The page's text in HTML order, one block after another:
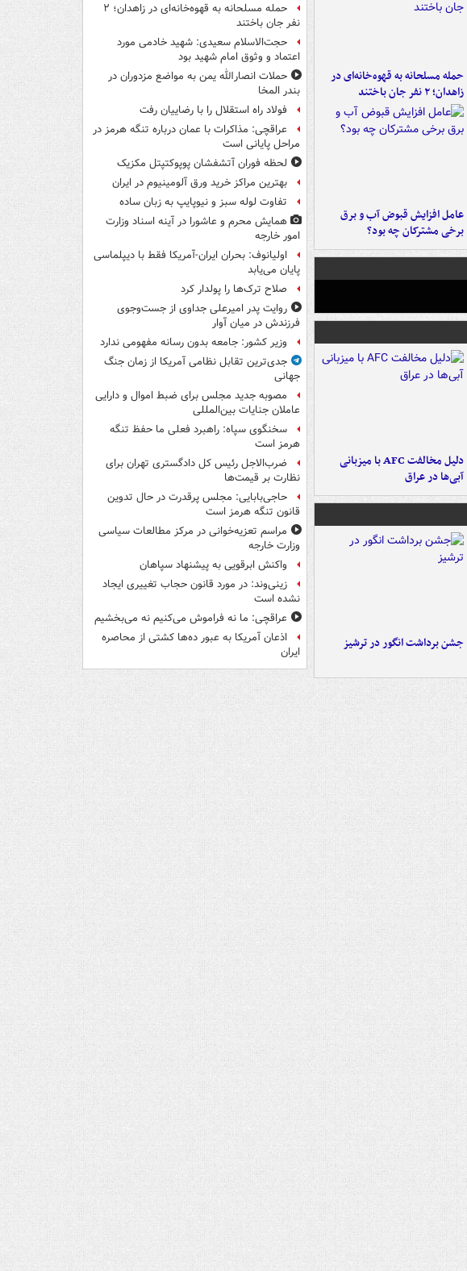
حمله مسلحانه به قهوه‌خانه‌ای در
زاهدان؛ ۲ نفر جان باختند
عامل افزایش قبوض آب و برق
برخی مشترکان چه بود؟
دلیل مخالفت AFC با میزبانی
آبی‌ها در عراق
جشن برداشت انگور در ترشیز
حمله مسلحانه به قهوه‌خانه‌ای در زاهدان؛ ۲
نفر جان باختند
حجت‌الاسلام سعیدی: شهید خادمی مورد
اعتماد و وثوق امام شهید بود
حملات انصارالله یمن به مواضع مزدوران در
بندر المخا
فولاد راه استقلال را با رضاییان رفت
عراقچی: مذاکرات با عمان درباره تنگه هرمز در
مراحل پایانی است
لحظه فوران آتشفشان پوپوکتپتل مکزیک
بهترین مراکز خرید ورق آلومینیوم در ایران
تفاوت لوله سبز و نیوپایپ به زبان ساده
همایش محرم و عاشورا در آینه اسناد وزارت
امور خارجه
اولیانوف: بحران ایران-آمریکا فقط با دیپلماسی
پایان می‌یابد
صلاح ترک‌ها را پولدار کرد
روایت پدر امیرعلی جداوی از جست‌وجوی
فرزندش در میان آوار
وزیر کشور: جامعه بدون رسانه مفهومی ندارد
جدی‌ترین تقابل نظامی آمریکا از زمان جنگ
جهانی
مصوبه جدید مجلس برای ضبط اموال و دارایی
عاملان جنایات بین‌المللی
سخنگوی سپاه: راهبرد فعلی ما حفظ تنگه
هرمز است
ضرب‌الاجل رئیس کل دادگستری تهران برای
نظارت بر قیمت‌ها
حاجی‌بابایی: مجلس پرقدرت در حال تدوین
قانون تنگه هرمز است
مراسم تعزیه‌خوانی در مرکز مطالعات سیاسی
وزارت خارجه
واکنش ابرقویی به پیشنهاد سپاهان
زینی‌وند: در مورد قانون حجاب تغییری ایجاد
نشده است
عراقچی: ما نه فراموش می‌کنیم نه می‌بخشیم
اذعان آمریکا به عبور ده‌ها کشتی از محاصره
ایران